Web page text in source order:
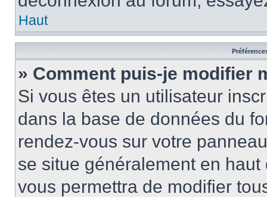
Haut
» Comment puis-je modifier
Si vous êtes un utilisateur
dans la base de données du
rendez-vous sur votre
se situe généralement en
vous permettra de modifier